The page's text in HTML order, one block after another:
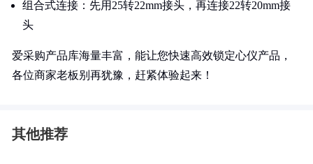
组合式连接：先用25转22mm接头，再连接22转20mm接
头
爱采购产品库海量丰富，能让您快速高效锁定心仪产品，
各位商家老板别再犹豫，赶紧体验起来！
其他推荐